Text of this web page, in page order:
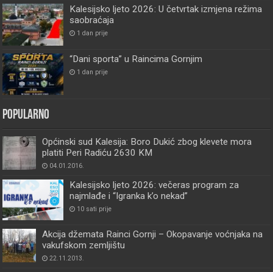
Kalesijsko ljeto 2026: U četvrtak izmjena režima
saobraćaja
1 dan prije
“Dani sporta” u Raincima Gornjim
1 dan prije
Popularno
Općinski sud Kalesija: Boro Dukić zbog klevete mora
platiti Peri Radiću 2630 KM
04.01.2016.
Kalesijsko ljeto 2026: večeras program za
najmlađe i “Igranka k’o nekad”
10 sati prije
Akcija džemata Rainci Gornji – Okopavanje voćnjaka na
vakufskom zemljištu
22.11.2013.